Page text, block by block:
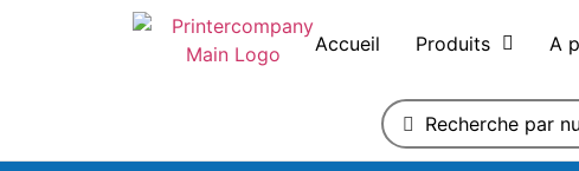
Accueil Produits A